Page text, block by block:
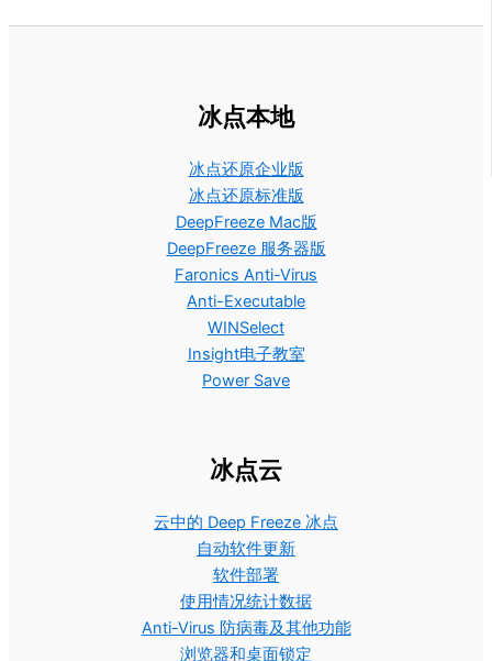
冰点本地
冰点还原企业版
冰点还原标准版
DeepFreeze Mac版
DeepFreeze 服务器版
Faronics Anti-Virus
Anti-Executable
WINSelect
Insight电子教室
Power Save
冰点云
云中的 Deep Freeze 冰点
自动软件更新
软件部署
使用情况统计数据
Anti-Virus 防病毒及其他功能
浏览器和桌面锁定